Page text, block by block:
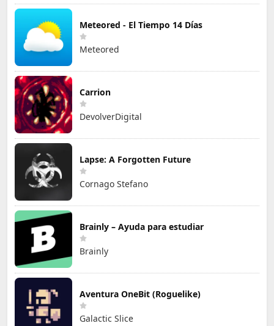
Meteored - El Tiempo 14 Días
Meteored
Carrion
DevolverDigital
Lapse: A Forgotten Future
Cornago Stefano
Brainly – Ayuda para estudiar
Brainly
Aventura OneBit (Roguelike)
Galactic Slice